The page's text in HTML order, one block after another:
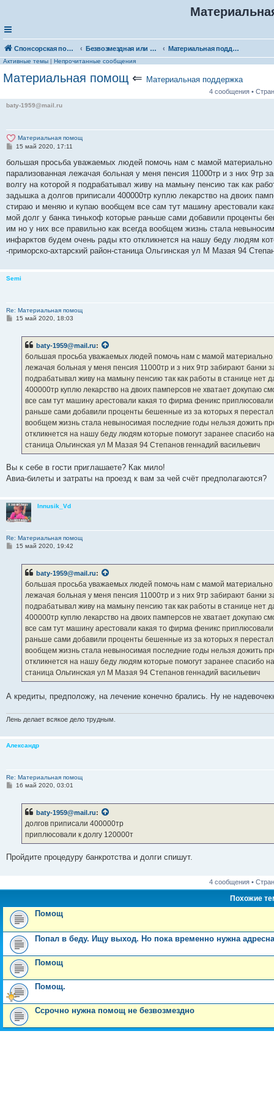
Спонсорская помощь. Выберите рубрику для объявления Безвозмездная или условно-безвозмездная помощь Материальная поддержка
Активные темы | Непрочитанные сообщения
Материальная помощ ⇐ Материальная поддержка
4 сообщения •
baty-1959@mail.ru
Материальная помощ
С
о
щ
е
и
е
15 май 2020, 17:11
большая просьба уважаемых людей помочь нам с мамой
парализованная лежачая больная у меня пенсия 11000тр и з них 9тр
волгу на которой я подрабатывал живу на мамыну пенсию так как
задышка а долгов приписали 400000тр куплю лекарство на двоих
стираю и меняю и купаю вообщем все сам тут машину арестовали
мой долг у банка тинькоф которые раньше сами добавили проценты
им но у них все правильно как всегда вообщем жизнь стала
инфарктов будем очень рады кто откликнется на нашу беду людям
-приморско-ахтарский район-станица Ольгинская ул М Мазая 94
Semi
Re: Материальная помощ
С15 май 2020, 18:03
baty-1959@mail.ru:
большая просьба уважаемых людей помочь нам с мамой
лежачая больная у меня пенсия 11000тр и з них 9тр забирают банки
подрабатывал живу на мамыну пенсию так как работы в станице нет
400000тр куплю лекарство на двоих памперсов не хватает докупаю
все сам тут машину арестовали какая то фирма феникс
раньше сами добавили проценты бешенные из за которых я перестал
вообщем жизнь стала невыносимая последние годы нельзя дожить
откликнется на нашу беду людям которые помогут заранее спасибо
станица Ольгинская ул М Мазая 94 Степанов геннадий васильевич
Вы к себе в гости приглашаете? Как мило!
Авиа-билеты и затраты на проезд к вам за чей счёт предполагаются?
Innusik_Vd
Re: Материальная помощ
С15 май 2020, 19:42
baty-1959@mail.ru:
большая просьба уважаемых людей помочь нам с мамой
лежачая больная у меня пенсия 11000тр и з них 9тр забирают банки
подрабатывал живу на мамыну пенсию так как работы в станице нет
400000тр куплю лекарство на двоих памперсов не хватает докупаю
все сам тут машину арестовали какая то фирма феникс
раньше сами добавили проценты бешенные из за которых я перестал
вообщем жизнь стала невыносимая последние годы нельзя дожить
откликнется на нашу беду людям которые помогут заранее спасибо
станица Ольгинская ул М Мазая 94 Степанов геннадий васильевич
А кредиты, предположу, на лечение конечно брались. Ну не
Лень делает всякое дело трудным.
Александр
Re: Материальная помощ
С16 май 2020, 03:01
baty-1959@mail.ru:
долгов приписали 400000тр
приплюсовали к долгу 120000т
Пройдите процедуру банкротства и долги спишут.
4 сообщения •
Похожие
Помощ
Попал в беду. Ищу выход. Но пока временно нужна
Помощ
Помощ.
Ссрочно нужна помощ не безвозмездно